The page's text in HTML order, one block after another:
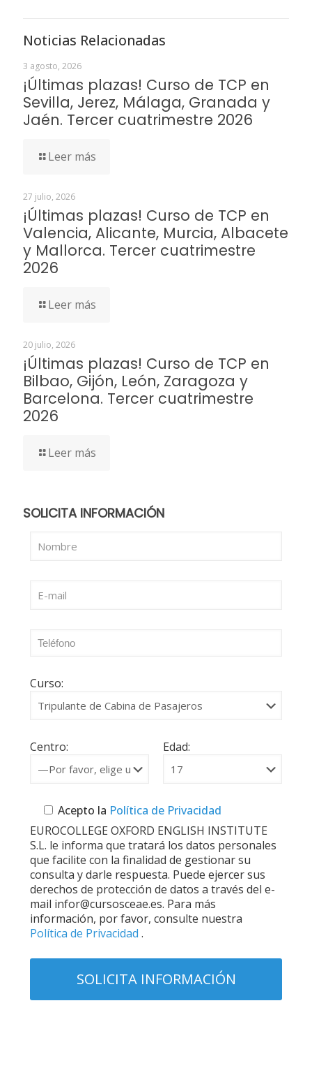
Noticias Relacionadas
3 agosto, 2026
¡Últimas plazas! Curso de TCP en
Sevilla, Jerez, Málaga, Granada y
Jaén. Tercer cuatrimestre 2026
Leer más
27 julio, 2026
¡Últimas plazas! Curso de TCP en
Valencia, Alicante, Murcia, Albacete
y Mallorca. Tercer cuatrimestre
2026
Leer más
20 julio, 2026
¡Últimas plazas! Curso de TCP en
Bilbao, Gijón, León, Zaragoza y
Barcelona. Tercer cuatrimestre
2026
Leer más
SOLICITA INFORMACIÓN
Curso:
Centro: Edad:
Acepto la Política de Privacidad
EUROCOLLEGE OXFORD ENGLISH INSTITUTE
S.L. le informa que tratará los datos personales
que facilite con la finalidad de gestionar su
consulta y darle respuesta. Puede ejercer sus
derechos de protección de datos a través del e-
mail infor@cursosceae.es. Para más
información, por favor, consulte nuestra
Política de Privacidad .